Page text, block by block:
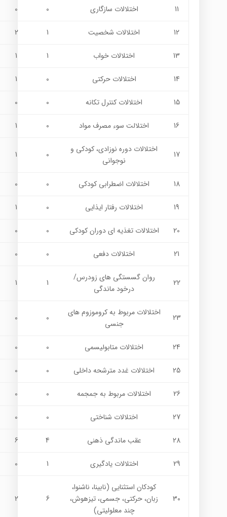
11 اختلالات سازگاری 0
0
12 اختلالات شخصیت 1
2
13 اختلالات خواب 1
1
14 اختلالات حرکتی 0
1
15 اختلالات کنترل تکانه 0
0
16 اختلالت سوء مصرف مواد 0
1
17
اختلالات دوره نوزادی، کودکی و
نوجوانی
0
1
18 اختلالات اضطرابی کودکی 0
0
19 اختلالات رفتار ایذایی 0
1
20 اختلالات تغذیه ای دوران کودکی 0
0
21 اختلالات دفعی 0
0
22
روان گسستگی های زودرس/
درخود ماندگي
1
1
23
اختلالات مربوط به کروموزوم های
جنسی
0
0
24 اختلالات متابولیسمی 0
0
25 اختلالات غدد مترشحه داخلی 0
0
26 اختلالات مربوط به جمجمه 0
0
27 اختلالات شناختی 0
0
28 عقب ماندگی ذهنی 4
6
29 اختلالات یادگیری 1
0
30
کودکان استثنایی (نابینا، ناشنوا،
زبان، حرکتی، جسمی، تیزهوش،
چند معلولیتی)
6
2